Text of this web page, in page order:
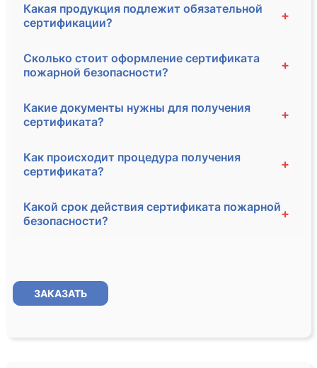
Какая продукция подлежит обязательной
сертификации?
+
Сколько стоит оформление сертификата
пожарной безопасности?
+
Какие документы нужны для получения
сертификата?
+
Как происходит процедура получения
сертификата?
+
Какой срок действия сертификата пожарной
безопасности?
+
ЗАКАЗАТЬ